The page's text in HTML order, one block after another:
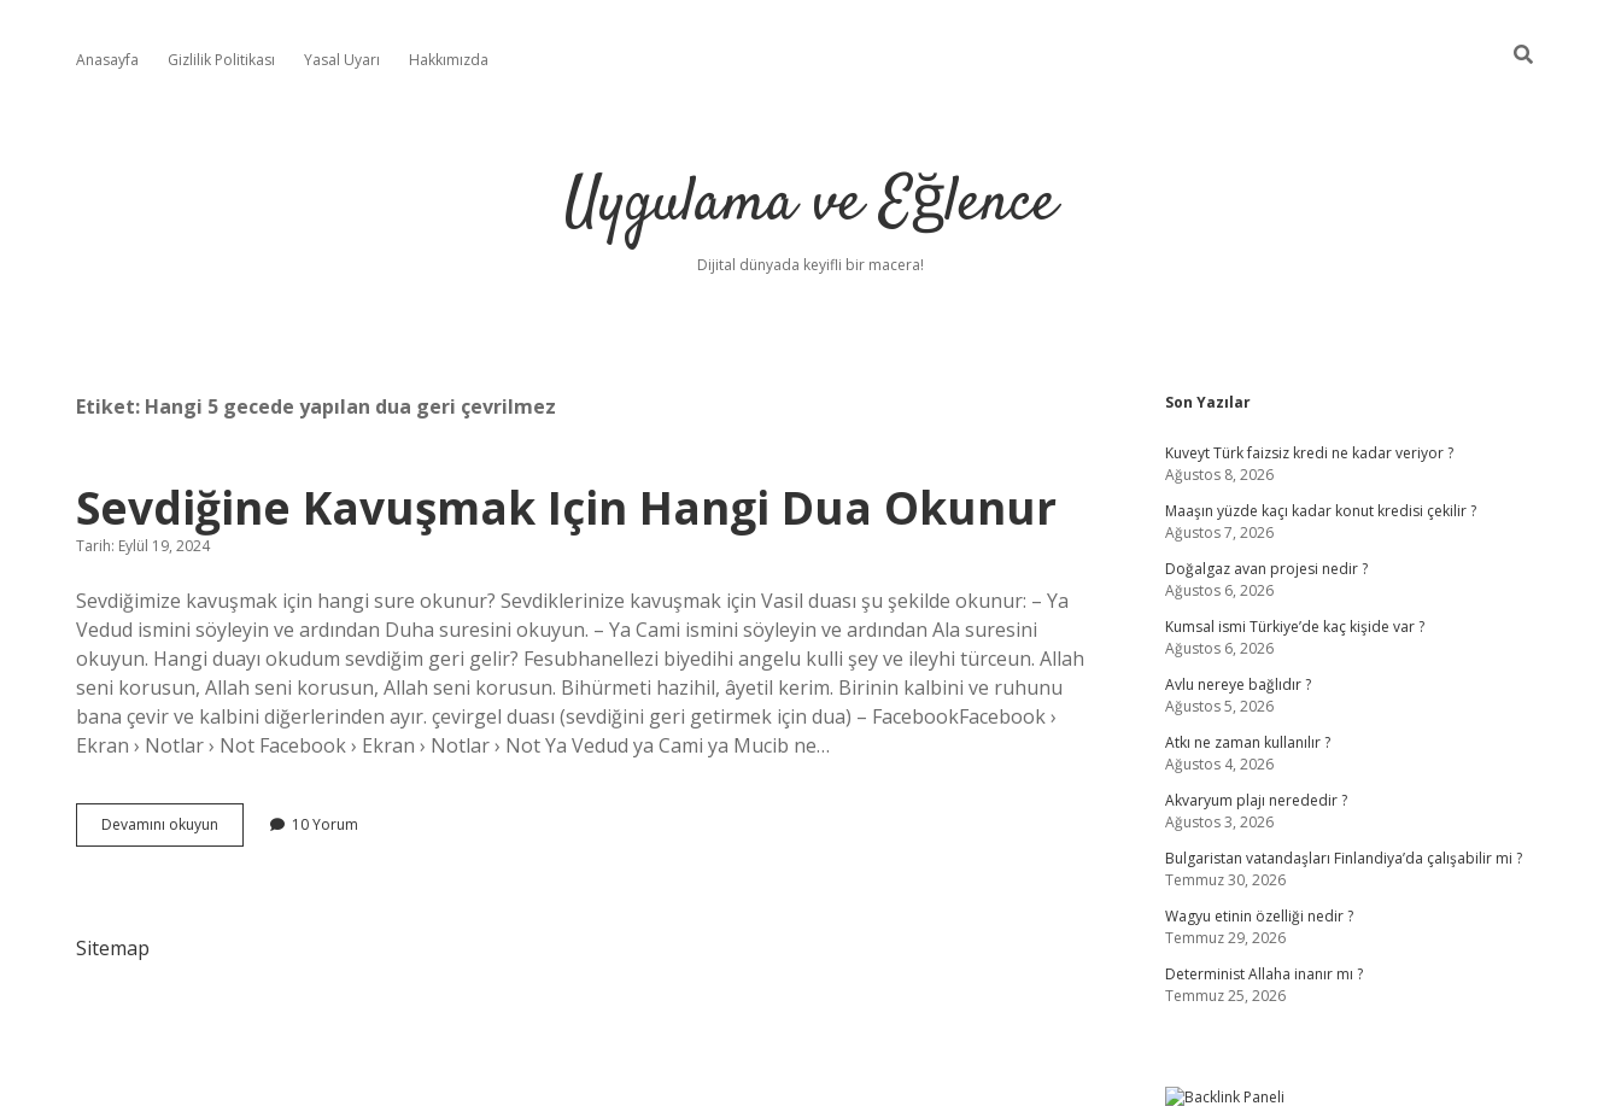
Anasayfa Gizlilik Politikası Yasal Uyarı Hakkımızda
Uygulama ve Eğlence
Dijital dünyada keyifli bir macera!
Etiket: Hangi 5 gecede yapılan dua geri çevrilmez
Sevdiğine Kavuşmak Için Hangi Dua Okunur
Tarih: Eylül 19, 2024
Sevdiğimize kavuşmak için hangi sure okunur? Sevdiklerinize kavuşmak için Vasil duası şu şekilde okunur: – Ya
Vedud ismini söyleyin ve ardından Duha suresini okuyun. – Ya Cami ismini söyleyin ve ardından Ala suresini
okuyun. Hangi duayı okudum sevdiğim geri gelir? Fesubhanellezi biyedihi angelu kulli şey ve ileyhi türceun. Allah
seni korusun, Allah seni korusun, Allah seni korusun. Bihürmeti hazihil, âyetil kerim. Birinin kalbini ve ruhunu
bana çevir ve kalbini diğerlerinden ayır. çevirgel duası (sevdiğini geri getirmek için dua) – FacebookFacebook ›
Ekran › Notlar › Not Facebook › Ekran › Notlar › Not Ya Vedud ya Cami ya Mucib ne…
Devamını okuyun Sevdiğine
Kavuşmak
10 Yorum
Sitemap
Sidebar
Son Yazılar
Kuveyt Türk faizsiz kredi ne kadar veriyor ?
Ağustos 8, 2026
Maaşın yüzde kaçı kadar konut kredisi çekilir ?
Ağustos 7, 2026
Doğalgaz avan projesi nedir ?
Ağustos 6, 2026
Kumsal ismi Türkiye’de kaç kişide var ?
Ağustos 6, 2026
Avlu nereye bağlıdır ?
Ağustos 5, 2026
Atkı ne zaman kullanılır ?
Ağustos 4, 2026
Akvaryum plajı nerededir ?
Ağustos 3, 2026
Bulgaristan vatandaşları Finlandiya’da çalışabilir mi ?
Temmuz 30, 2026
Wagyu etinin özelliği nedir ?
Temmuz 29, 2026
Determinist Allaha inanır mı ?
Temmuz 25, 2026